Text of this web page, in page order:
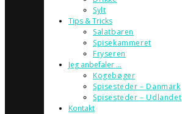
Sylt
Tips & Tricks
Salatbaren
Spisekammeret
Fryseren
Jeg anbefaler …
Kogebøger
Spisesteder – Danmark
Spisesteder – Udlandet
Kontakt